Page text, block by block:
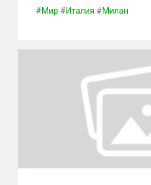
#Мир #Италия #Милан